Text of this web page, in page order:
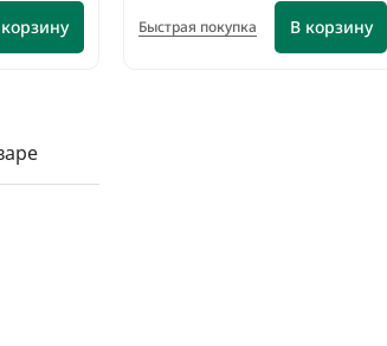
В корзину
Быстрая покупка